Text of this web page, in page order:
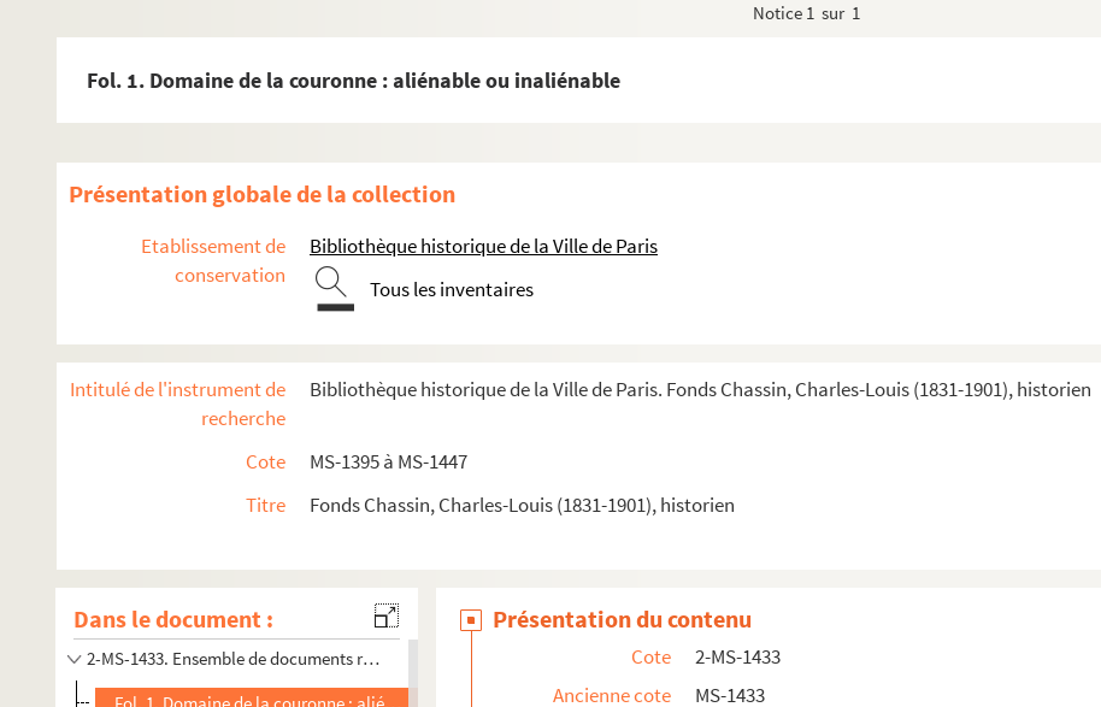
Notice 1 sur 1
Fol. 1. Domaine de la couronne : aliénable ou inaliénable
Présentation globale de la collection
Etablissement de
conservation
Bibliothèque historique de la Ville de Paris
Tous les inventaires
Intitulé de l'instrument de
recherche
Bibliothèque historique de la Ville de Paris. Fonds Chassin, Charles-Louis (1831-1901), historien
Cote
MS-1395 à MS-1447
Titre
Fonds Chassin, Charles-Louis (1831-1901), historien
Dans le document :
Papiers littéraires
Revues
2-MS-1413. Activités diverses de Chassin, textes manuscrits ou, plus souvent, tracts imprimés
La question des enfants devant les chambres, les conseils élus et l'administration
2-MS-1417. Jean-Baptiste-Adolphe Charras
2-MS-1431. Documents relatifs à la Constitution
2-MS-1432. Ensemble de documents relatifs à l'administration
2-MS-1433. Ensemble de documents relatifs aux sujets suivants: domaine, budget, justice, code armée, marine, in...
Présentation du contenu
Cote
2-MS-1433
Ancienne cote
MS-1433